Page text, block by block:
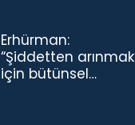
Erhürman:
“Şiddetten arınmak
için bütünsel